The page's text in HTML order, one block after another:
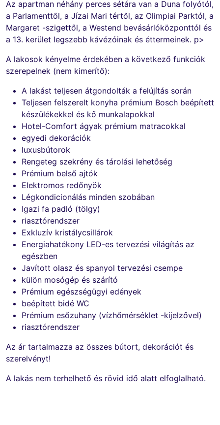
Az apartman néhány perces sétára van a Duna folyótól,
a Parlamenttől, a Jízai Mari tértől, az Olimpiai Parktól, a
Margaret -szigettől, a Westend bevásárlóközponttól és
a 13. kerület legszebb kávézóinak és éttermeinek. p>
A lakosok kényelme érdekében a következő funkciók
szerepelnek (nem kimerítő):
A lakást teljesen átgondolták a felújítás során
Teljesen felszerelt konyha prémium Bosch beépített
készülékekkel és kő munkalapokkal
Hotel-Comfort ágyak prémium matracokkal
egyedi dekorációk
luxusbútorok
Rengeteg szekrény és tárolási lehetőség
Prémium belső ajtók
Elektromos redőnyök
Légkondicionálás minden szobában
Igazi fa padló (tölgy)
riasztórendszer
Exkluzív kristálycsillárok
Energiahatékony LED-es tervezési világítás az
egészben
Javított olasz és spanyol tervezési csempe
külön mosógép és szárító
Prémium egészségügyi edények
beépített bidé WC
Prémium esőzuhany (vízhőmérséklet -kijelzővel)
riasztórendszer
Az ár tartalmazza az összes bútort, dekorációt és
szerelvényt!
A lakás nem terhelhető és rövid idő alatt elfoglalható.